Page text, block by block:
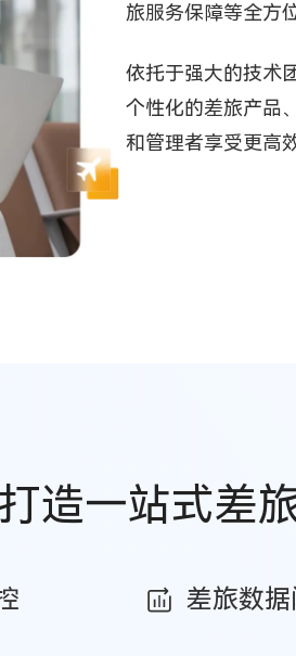
旅服务保障等全方
依托于强大的技术
个性化的差旅产品
和管理者享受更高
造一站式差
差旅数